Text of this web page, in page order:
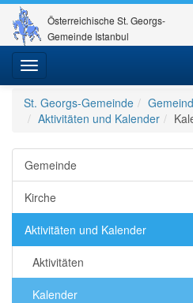
Österreichische St. Georgs-
Gemeinde Istanbul
Toggle
navigation
St. Georgs-Gemeinde
Aktivitäten und Kalender
Gemeinde
Kirche
Aktivitäten und Kalender
Aktivitäten
Kalender